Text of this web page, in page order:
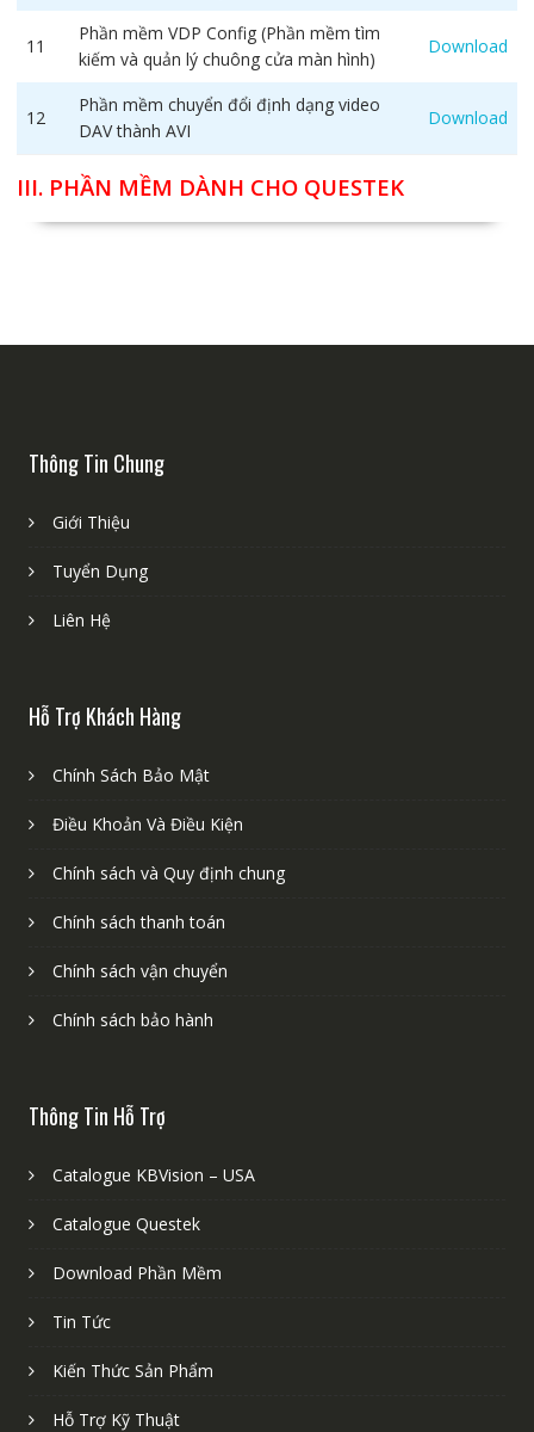
11
Phần mềm VDP Config (Phần mềm tìm
kiếm và quản lý chuông cửa màn hình)
Download
12
Phần mềm chuyển đổi định dạng video
DAV thành AVI
Download
III. PHẦN MỀM DÀNH CHO QUESTEK
Thông Tin Chung
Giới Thiệu
Tuyển Dụng
Liên Hệ
Hỗ Trợ Khách Hàng
Chính Sách Bảo Mật
Điều Khoản Và Điều Kiện
Chính sách và Quy định chung
Chính sách thanh toán
Chính sách vận chuyển
Chính sách bảo hành
Thông Tin Hỗ Trợ
Catalogue KBVision – USA
Catalogue Questek
Download Phần Mềm
Tin Tức
Kiến Thức Sản Phẩm
Hỗ Trợ Kỹ Thuật